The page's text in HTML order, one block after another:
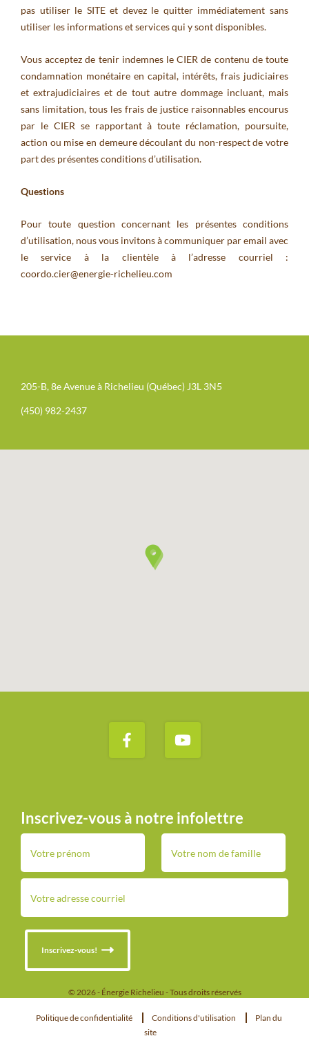
pas utiliser le SITE et devez le quitter immédiatement sans
utiliser les informations et services qui y sont disponibles.
Vous acceptez de tenir indemnes le CIER de contenu de toute
condamnation monétaire en capital, intérêts, frais judiciaires
et extrajudiciaires et de tout autre dommage incluant, mais
sans limitation, tous les frais de justice raisonnables encourus
par le CIER se rapportant à toute réclamation, poursuite,
action ou mise en demeure découlant du non-respect de votre
part des présentes conditions d’utilisation.
Questions
Pour toute question concernant les présentes conditions
d’utilisation, nous vous invitons à communiquer par email avec
le service à la clientèle à l’adresse courriel :
coordo.cier@energie-richelieu.com
205-B, 8e Avenue à Richelieu (Québec) J3L 3N5
(450) 982-2437
Inscrivez-vous à notre infolettre
Inscrivez-vous!
© 2026 - Énergie Richelieu - Tous droits réservés
Politique de confidentialité Conditions d'utilisation
Plan du
site